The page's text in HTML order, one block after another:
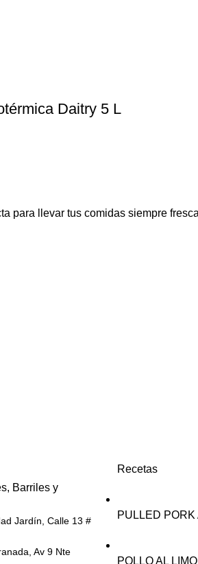
Daitry 5 L
para llevar tus comidas siempre
Barriles y
Jardín, Calle 13 #
Av 9 Nte
Recetas
PULLED PORK
POLLO AL